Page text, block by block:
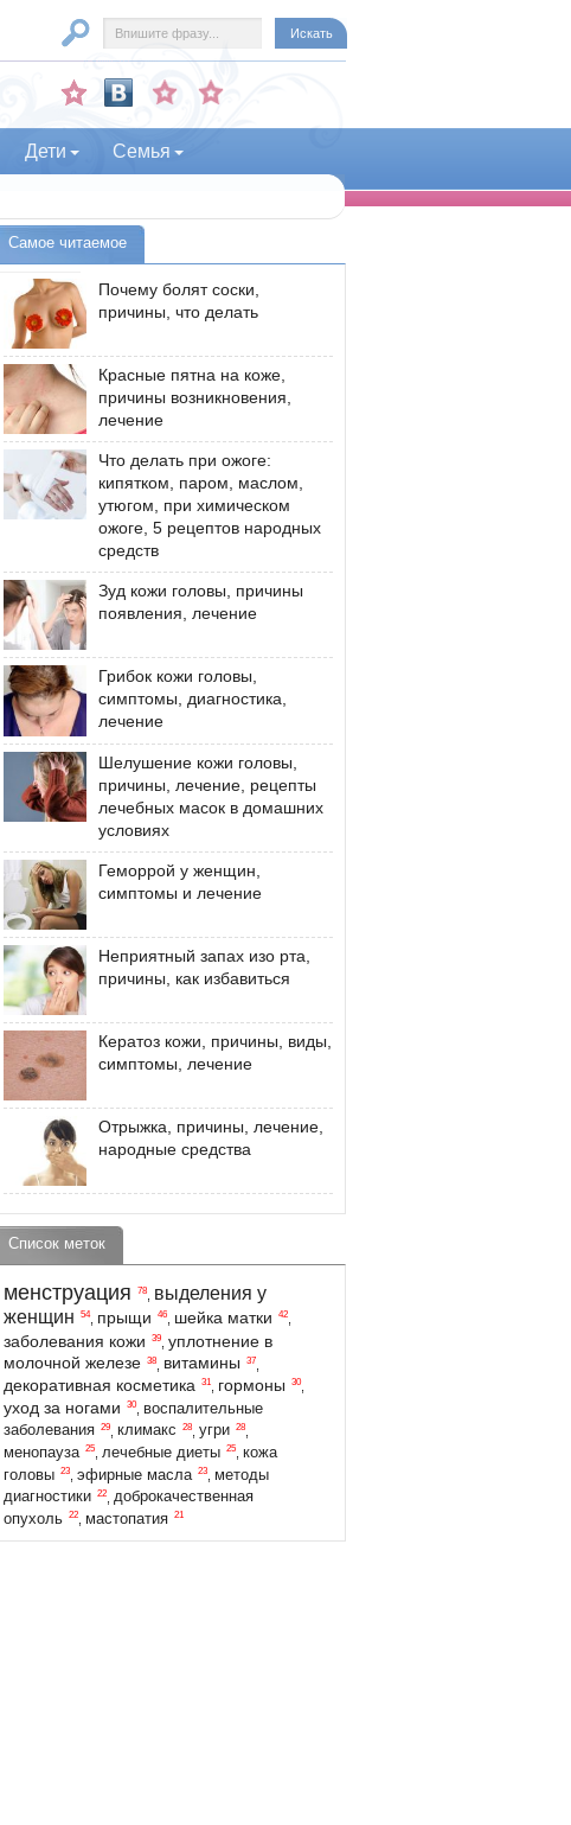
Дети Семья
Самое читаемое
Почему болят соски,
причины, что делать
Красные пятна на коже,
причины возникновения,
лечение
Что делать при ожоге:
кипятком, паром, маслом,
утюгом, при химическом
ожоге, 5 рецептов народных
средств
Зуд кожи головы, причины
появления, лечение
Грибок кожи головы,
симптомы, диагностика,
лечение
Шелушение кожи головы,
причины, лечение, рецепты
лечебных масок в домашних
условиях
Геморрой у женщин,
симптомы и лечение
Неприятный запах изо рта,
причины, как избавиться
Кератоз кожи, причины, виды,
симптомы, лечение
Отрыжка, причины, лечение,
народные средства
Список меток
менструация 78
выделения у
женщин
54, прыщи 46 шейка матки 42
заболевания кожи 39
уплотнение в
молочной железе 38 витамины 37
декоративная косметика 31 гормоны 30,
уход за ногами 30, воспалительные
заболевания 29 климакс 28 угри 28
менопауза 25 лечебные диеты 25
кожа
головы 23 эфирные масла 23
методы
диагностики 22
доброкачественная
опухоль 22 мастопатия 21